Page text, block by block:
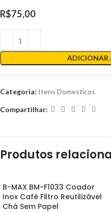
R$75,00
ADICIONAR
Categoria: Itens Domesticos
Compartilhar:
Produtos
B-MAX BM-F1033 Coador
Inox Café Filtro Reutilizável
Chá Sem Papel